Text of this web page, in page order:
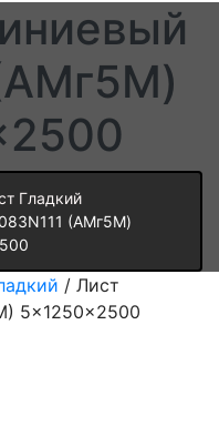
Гладкий
(АМг5М)
/ Лист
5x1250x2500